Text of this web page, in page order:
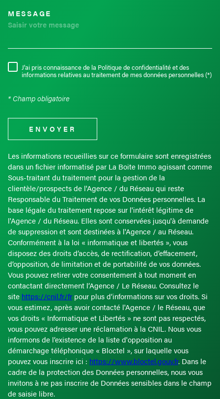
MESSAGE
RÈGLEMENTATION
J'ai pris connaissance de la Politique de confidentialité et des
informations relatives au traitement de mes données personnelles (*)
* Champ obligatoire
ENVOYER
Les informations recueillies sur ce formulaire sont enregistrées
dans un fichier informatisé par La Boite Immo agissant comme
Sous-traitant du traitement pour la gestion de la
clientèle/prospects de l'Agence / du Réseau qui reste
Responsable du Traitement de vos Données personnelles. La
base légale du traitement repose sur l'intérêt légitime de
l'Agence / du Réseau. Elles sont conservées jusqu'à demande
de suppression et sont destinées à l'Agence / au Réseau.
Conformément à la loi « informatique et libertés », vous
disposez des droits d’accès, de rectification, d’effacement,
d’opposition, de limitation et de portabilité de vos données.
Vous pouvez retirer votre consentement à tout moment en
contactant directement l’Agence / Le Réseau. Consultez le
site https://cnil.fr/fr pour plus d’informations sur vos droits. Si
vous estimez, après avoir contacté l'Agence / le Réseau, que
vos droits « Informatique et Libertés » ne sont pas respectés,
vous pouvez adresser une réclamation à la CNIL. Nous vous
informons de l’existence de la liste d'opposition au
démarchage téléphonique « Bloctel », sur laquelle vous
pouvez vous inscrire ici : https://www.bloctel.gouv.fr. Dans le
cadre de la protection des Données personnelles, nous vous
invitons à ne pas inscrire de Données sensibles dans le champ
de saisie libre.